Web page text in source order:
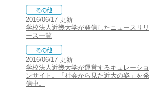
2016/06/17 更新
学校法人近畿大学が発信したニュースリリ
ース一覧
2016/06/17 更新
学校法人近畿大学が運営するキュレーショ
ンサイト。「社会から見た近大の姿」を発
信中。